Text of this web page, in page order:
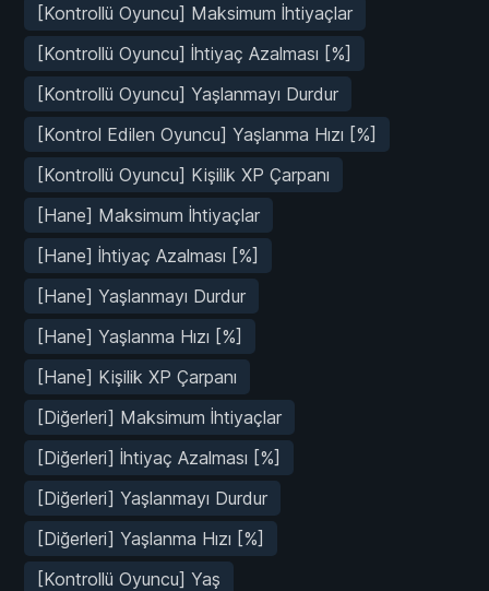
[Kontrollü Oyuncu] Maksimum İhtiyaçlar
[Kontrollü Oyuncu] İhtiyaç Azalması [%]
[Kontrollü Oyuncu] Yaşlanmayı Durdur
[Kontrol Edilen Oyuncu] Yaşlanma Hızı [%]
[Kontrollü Oyuncu] Kişilik XP Çarpanı
[Hane] Maksimum İhtiyaçlar
[Hane] İhtiyaç Azalması [%]
[Hane] Yaşlanmayı Durdur
[Hane] Yaşlanma Hızı [%]
[Hane] Kişilik XP Çarpanı
[Diğerleri] Maksimum İhtiyaçlar
[Diğerleri] İhtiyaç Azalması [%]
[Diğerleri] Yaşlanmayı Durdur
[Diğerleri] Yaşlanma Hızı [%]
[Kontrollü Oyuncu] Yaş